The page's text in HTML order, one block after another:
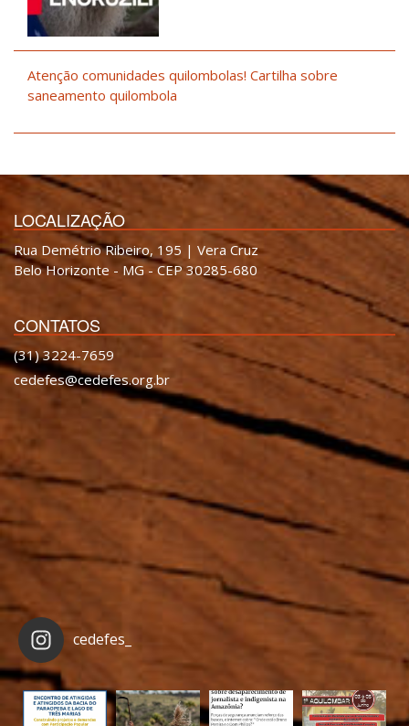
Atenção comunidades quilombolas! Cartilha sobre
saneamento quilombola
LOCALIZAÇÃO
Rua Demétrio Ribeiro, 195 | Vera Cruz
Belo Horizonte - MG - CEP 30285-680
CONTATOS
(31) 3224-7659
cedefes@cedefes.org.br
cedefes_